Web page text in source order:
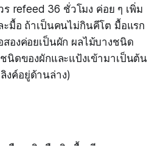
refeed 36 ชั่วโมง ค่อย ๆ เพิ่ม
มื้อ ถ้าเป็นคนไม่กินคีโต มื้อแรก
องค่อยเป็นผัก ผลไม้บางชนิด
นิดของผักและแป้งเข้ามาเป็นต้น
งค์อยู่ด้านล่าง)